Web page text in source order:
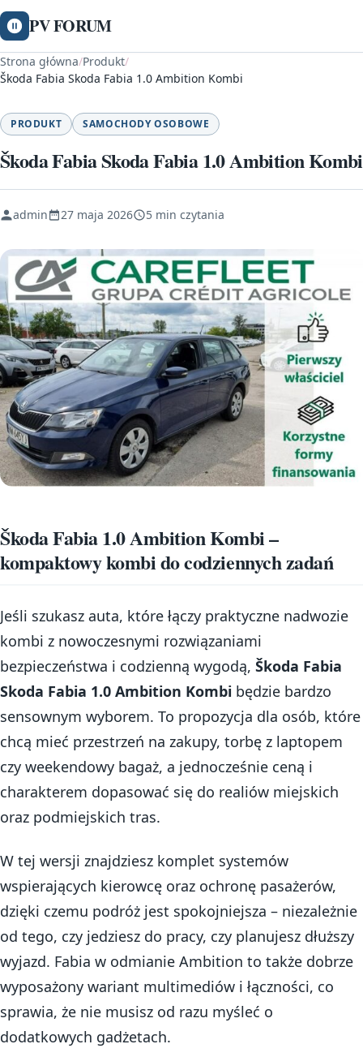
PV FORUM
Strona główna/Produkt/
Škoda Fabia Skoda Fabia 1.0 Ambition Kombi
PRODUKT SAMOCHODY OSOBOWE
Škoda Fabia Skoda Fabia 1.0 Ambition Kombi
admin 27 maja 2026 5 min czytania
Škoda Fabia 1.0 Ambition Kombi –
kompaktowy kombi do codziennych zadań
Jeśli szukasz auta, które łączy praktyczne nadwozie
kombi z nowoczesnymi rozwiązaniami
bezpieczeństwa i codzienną wygodą, Škoda Fabia
Skoda Fabia 1.0 Ambition Kombi będzie bardzo
sensownym wyborem. To propozycja dla osób, które
chcą mieć przestrzeń na zakupy, torbę z laptopem
czy weekendowy bagaż, a jednocześnie ceną i
charakterem dopasować się do realiów miejskich
oraz podmiejskich tras.
W tej wersji znajdziesz komplet systemów
wspierających kierowcę oraz ochronę pasażerów,
dzięki czemu podróż jest spokojniejsza – niezależnie
od tego, czy jedziesz do pracy, czy planujesz dłuższy
wyjazd. Fabia w odmianie Ambition to także dobrze
wyposażony wariant multimediów i łączności, co
sprawia, że nie musisz od razu myśleć o
dodatkowych gadżetach.